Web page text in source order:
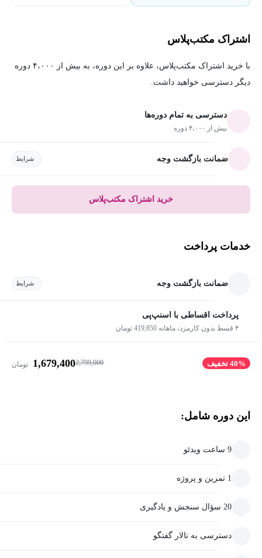
اشتراک مکتب‌پلاس
با خرید اشتراک مکتب‌پلاس، علاوه بر این دوره، به بیش از ۴،۰۰۰ دوره
دیگر دسترسی خواهید داشت.
دسترسی به تمام دوره‌ها
بیش از ۴،۰۰۰ دوره
ضمانت بازگشت وجه شرایط
خرید اشتراک مکتب‌پلاس
خدمات پرداخت
ضمانت بازگشت وجه شرایط
پرداخت اقساطی با اسنپ‌پی
۴ قسط بدون کارمزد، ماهانه 419,850 تومان
40% تخفیف 2,799,000
1,679,400 تومان
این دوره شامل:
9 ساعت ویدئو
1 تمرین و پروژه
20 سؤال سنجش و یادگیری
دسترسی به تالار گفتگو